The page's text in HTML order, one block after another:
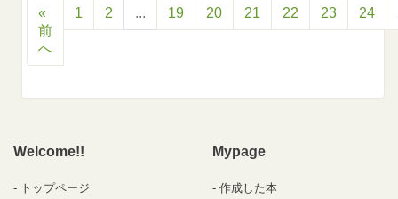
«
前
へ
1 2 ... 19 20 21 22 23 24
Welcome!!
トップページ
Mypage
作成した本